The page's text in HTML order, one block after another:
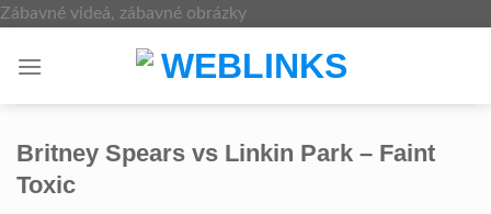
Zábavné videá, zábavné obrázkySkip
content
Britney Spears vs Linkin Park – Faint
Toxic